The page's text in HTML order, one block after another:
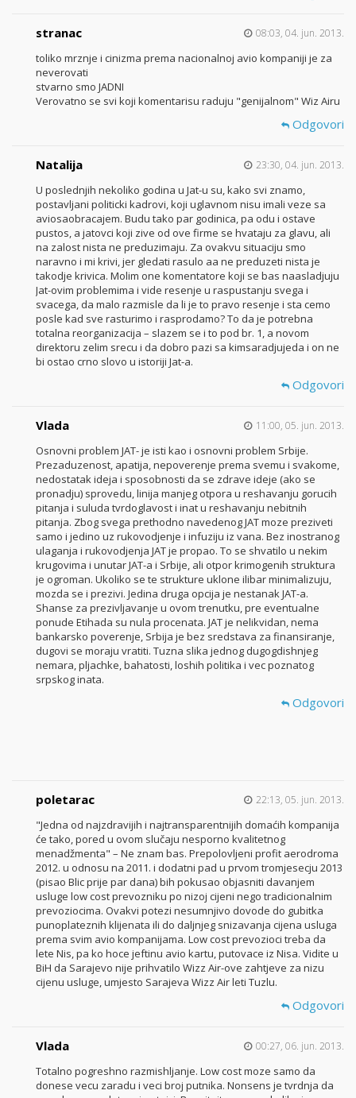
stranac 08:03, 04. jun. 2013.
toliko mrznje i cinizma prema nacionalnoj avio kompaniji je za
neverovati
stvarno smo JADNI
Verovatno se svi koji komentarisu raduju "genijalnom" Wiz Airu
Odgovori
Natalija 23:30, 04. jun. 2013.
U poslednjih nekoliko godina u Jat-u su, kako svi znamo,
postavljani politicki kadrovi, koji uglavnom nisu imali veze sa
aviosaobracajem. Budu tako par godinica, pa odu i ostave
pustos, a jatovci koji zive od ove firme se hvataju za glavu, ali
na zalost nista ne preduzimaju. Za ovakvu situaciju smo
naravno i mi krivi, jer gledati rasulo aa ne preduzeti nista je
takodje krivica. Molim one komentatore koji se bas naasladjuju
Jat-ovim problemima i vide resenje u raspustanju svega i
svacega, da malo razmisle da li je to pravo resenje i sta cemo
posle kad sve rasturimo i rasprodamo? To da je potrebna
totalna reorganizacija – slazem se i to pod br. 1, a novom
direktoru zelim srecu i da dobro pazi sa kimsaradjujeda i on ne
bi ostao crno slovo u istoriji Jat-a.
Odgovori
Vlada 11:00, 05. jun. 2013.
Osnovni problem JAT- je isti kao i osnovni problem Srbije.
Prezaduzenost, apatija, nepoverenje prema svemu i svakome,
nedostatak ideja i sposobnosti da se zdrave ideje (ako se
pronadju) sprovedu, linija manjeg otpora u reshavanju gorucih
pitanja i suluda tvrdoglavost i inat u reshavanju nebitnih
pitanja. Zbog svega prethodno navedenog JAT moze preziveti
samo i jedino uz rukovodjenje i infuziju iz vana. Bez inostranog
ulaganja i rukovodjenja JAT je propao. To se shvatilo u nekim
krugovima i unutar JAT-a i Srbije, ali otpor krimogenih struktura
je ogroman. Ukoliko se te strukture uklone ilibar minimalizuju,
mozda se i prezivi. Jedina druga opcija je nestanak JAT-a.
Shanse za prezivljavanje u ovom trenutku, pre eventualne
ponude Etihada su nula procenata. JAT je nelikvidan, nema
bankarsko poverenje, Srbija je bez sredstava za finansiranje,
dugovi se moraju vratiti. Tuzna slika jednog dugogdishnjeg
nemara, pljachke, bahatosti, loshih politika i vec poznatog
srpskog inata.
Odgovori
poletarac 22:13, 05. jun. 2013.
"Jedna od najzdravijih i najtransparentnijih domaćih kompanija
će tako, pored u ovom slučaju nesporno kvalitetnog
menadžmenta" – Ne znam bas. Prepolovljeni profit aerodroma
2012. u odnosu na 2011. i dodatni pad u prvom tromjesecju 2013
(pisao Blic prije par dana) bih pokusao objasniti davanjem
usluge low cost prevozniku po nizoj cijeni nego tradicionalnim
prevoziocima. Ovakvi potezi nesumnjivo dovode do gubitka
punoplateznih klijenata ili do daljnjeg snizavanja cijena usluga
prema svim avio kompanijama. Low cost prevozioci treba da
lete Nis, pa ko hoce jeftinu avio kartu, putovace iz Nisa. Vidite u
BiH da Sarajevo nije prihvatilo Wizz Air-ove zahtjeve za nizu
cijenu usluge, umjesto Sarajeva Wizz Air leti Tuzlu.
Odgovori
Vlada 00:27, 06. jun. 2013.
Totalno pogreshno razmishljanje. Low cost moze samo da
donese vecu zaradu i veci broj putnika. Nonsens je tvrdnja da